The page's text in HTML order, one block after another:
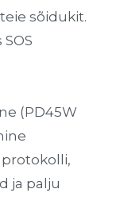
sõidukit.
(PD45W
ja palju